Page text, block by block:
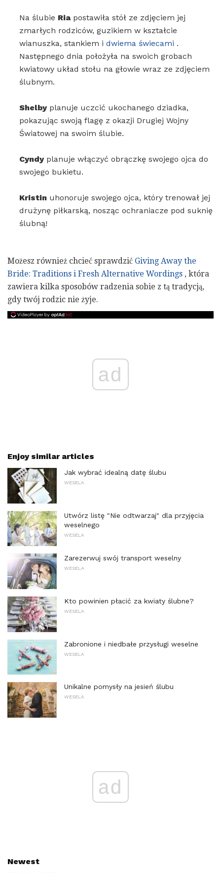
Na ślubie Riapostawiła stół ze zdjęciem jej
zmarłych rodziców, guzikiem w kształcie
wianuszka, stankiem i dwiema świecami .
Następnego dnia położyła na swoich grobach
kwiatowy układ stołu na głowie wraz ze zdjęciem
ślubnym.
Shelbyplanuje uczcić ukochanego dziadka,
pokazując swoją flagę z okazji Drugiej Wojny
Światowej na swoim ślubie.
Cyndyplanuje włączyć obrączkę swojego ojca do
swojego bukietu.
Kristin uhonoruje swojego ojca, który trenował jej
drużynę piłkarską, nosząc ochraniacze pod suknię
ślubną!
Możesz również chcieć sprawdzić Giving Away the
Bride: Traditions i Fresh Alternative Wordings , która
zawiera kilka sposobów radzenia sobie z tą tradycją,
gdy twój rodzic nie żyje.
ad
Enjoy similar articles
Jak wybrać idealną datę ślubu
WESELA
Utwórz listę "Nie odtwarzaj" dla przyjęcia
weselnego
WESELA
Zarezerwuj swój transport weselny
WESELA
Kto powinien płacić za kwiaty ślubne?
WESELA
Zabronione i niedbałe przysługi weselne
WESELA
Unikalne pomysły na jesień ślubu
WESELA
ad
Newest